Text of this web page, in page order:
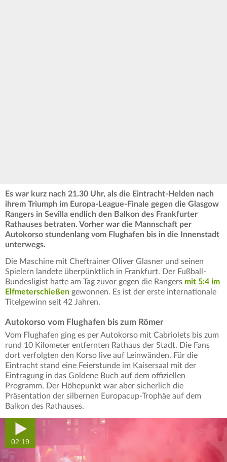
Es war kurz nach 21.30 Uhr, als die Eintracht-Helden nach
ihrem Triumph im Europa-League-Finale gegen die Glasgow
Rangers in Sevilla endlich den Balkon des Frankfurter
Rathauses betraten. Vorher war die Mannschaft per
Autokorso stundenlang vom Flughafen bis in die Innenstadt
unterwegs.
Die Maschine mit Cheftrainer Oliver Glasner und seinen
Spielern landete überpünktlich in Frankfurt. Der Fußball-
Bundesligist hatte am Tag zuvor gegen die Rangers mit 5:4 im
Elfmeterschießen gewonnen. Es ist der erste internationale
Titelgewinn seit 42 Jahren.
Autokorso vom Flughafen bis zum Römer
Vom Flughafen ging es per Autokorso mit Cabriolets bis zum
rund 10 Kilometer entfernten Rathaus der Stadt. Die Fans
dort verfolgten den Korso live auf Leinwänden. Für die
Eintracht stand eine Feierstunde im Kaisersaal mit der
Eintragung in das Goldene Buch auf dem offiziellen
Programm. Der Höhepunkt war aber sicherlich die
Präsentation der silbernen Europacup-Trophäe auf dem
Balkon des Rathauses.
02:19